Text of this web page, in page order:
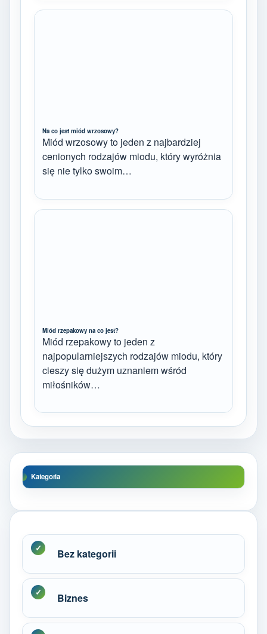
Na co jest miód wrzosowy?
Miód wrzosowy to jeden z najbardziej
cenionych rodzajów miodu, który wyróżnia
się nie tylko swoim…
Miód rzepakowy na co jest?
Miód rzepakowy to jeden z
najpopularniejszych rodzajów miodu, który
cieszy się dużym uznaniem wśród
miłośników…
Kategoria
Bez kategorii
Biznes